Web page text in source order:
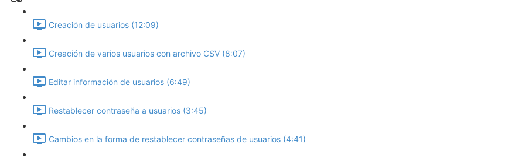
Creación de usuarios (12:09)
Creación de varios usuarios con archivo CSV (8:07)
Editar información de usuarios (6:49)
Restablecer contraseña a usuarios (3:45)
Cambios en la forma de restablecer contraseñas de usuarios (4:41)